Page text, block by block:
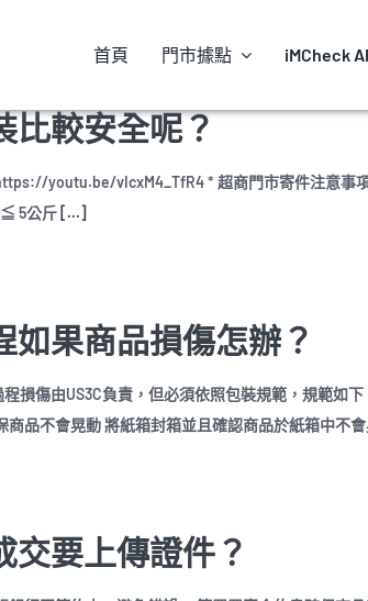
首頁 門市據點 iMCheck
比較安全呢？
youtu.be/vIcxM4_TfR4 * 超商門市寄件注意
5公斤 [...]
如果商品損傷怎辦？
損傷由US3C負責，但必須依照包裝規範，規範如
商品不會晃動 將紙箱封箱並且確認商品於紙箱中不
交要上傳證件？